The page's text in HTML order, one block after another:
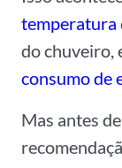
temperatura
do chuveiro,
consumo de
Mas antes